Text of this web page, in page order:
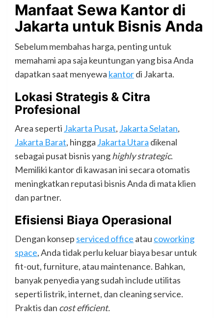
Manfaat Sewa Kantor di
Jakarta untuk Bisnis Anda
Sebelum membahas harga, penting untuk
memahami apa saja keuntungan yang bisa Anda
dapatkan saat menyewa kantordi Jakarta.
Lokasi Strategis & Citra
Profesional
Area seperti Jakarta Pusat, Jakarta Selatan,
Jakarta Barat, hingga Jakarta Utara dikenal
sebagai pusat bisnis yanghighly strategic.
Memiliki kantor di kawasan ini secara otomatis
meningkatkan reputasi bisnis Anda di mata klien
dan partner.
Efisiensi Biaya Operasional
Dengan konsep serviced office atau coworking
space, Anda tidak perlu keluar biaya besar untuk
fit-out, furniture, atau maintenance. Bahkan,
banyak penyedia yang sudah include utilitas
seperti listrik, internet, dan cleaning service.
Praktis dan cost efficient.